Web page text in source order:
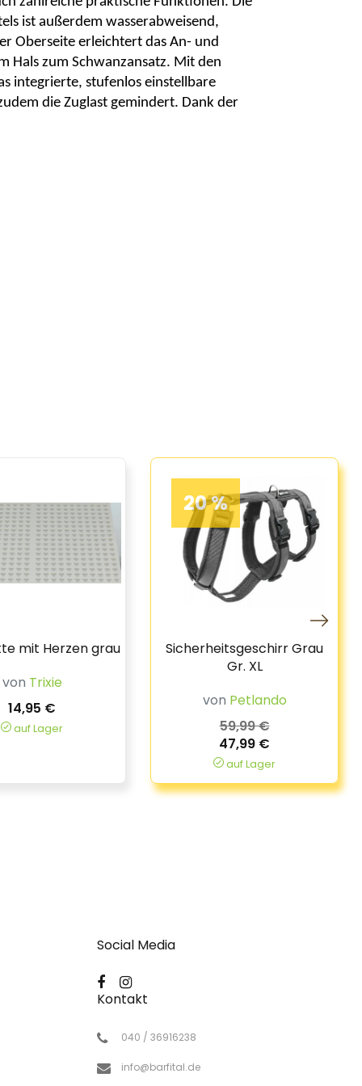
ist außerdem wasserabweisend,
Oberseite erleichtert das An- und
Hals zum Schwanzansatz. Mit den
integrierte, stufenlos einstellbare
die Zuglast gemindert. Dank der
mit Herzen grau
von Trixie
14,95 €
auf Lager
20 %
Sicherheitsgeschirr Grau
Gr. XL
von Petlando
59,99 €
47,99 €
auf Lager
Social Media
Kontakt
040 / 36916238
info@barfital.de